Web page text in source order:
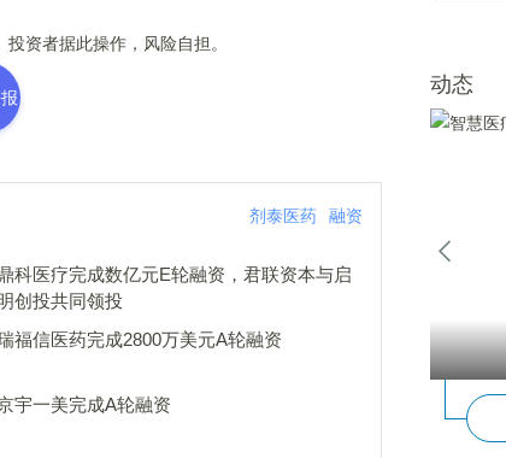
资者据此操作，风险自担。
剂泰医药 融资
科医疗完成数亿元E轮融资，君联资本与启
创投共同领投
福信医药完成2800万美元A轮融资
宇一美完成A轮融资
动态